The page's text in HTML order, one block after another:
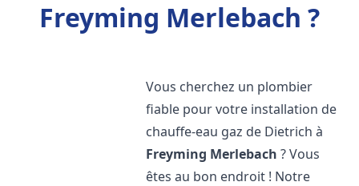
Freyming Merlebach ?
Vous cherchez un plombier
fiable pour votre installation de
chauffe-eau gaz de Dietrich à
Freyming Merlebach ? Vous
êtes au bon endroit ! Notre